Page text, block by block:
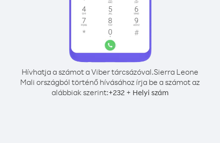
Hívhatja a számot a Viber tárcsázóval.Sierra Leone
Mali országból történő hívásához írja be a számot az
alábbiak szerint:+232 + Helyi szám